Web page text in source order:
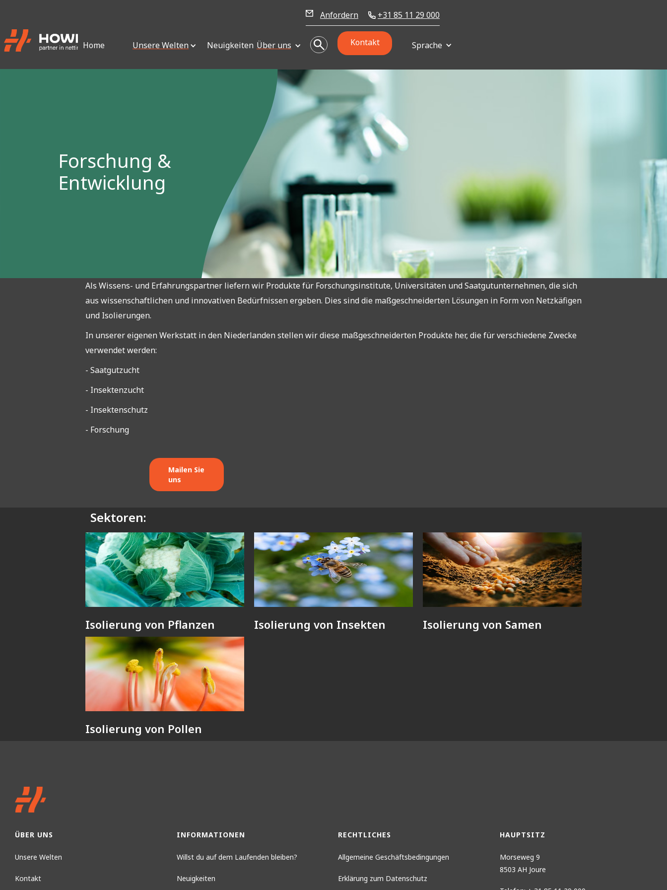
Anfordern +31 85 11 29 000
Home Unsere Welten Neuigkeiten Über uns Kontakt Sprache
Forschung &
Entwicklung
Als Wissens- und Erfahrungspartner liefern wir Produkte für Forschungsinstitute, Universitäten und Saatgutunternehmen, die sich
aus wissenschaftlichen und innovativen Bedürfnissen ergeben. Dies sind die maßgeschneiderten Lösungen in Form von Netzkäfigen
und Isolierungen.
In unserer eigenen Werkstatt in den Niederlanden stellen wir diese maßgeschneiderten Produkte her, die für verschiedene Zwecke
verwendet werden:
- Saatgutzucht
- Insektenzucht
- Insektenschutz
- Forschung
Mailen Sie
uns
Sektoren:
Isolierung von Pflanzen Isolierung von Insekten Isolierung von Samen
Isolierung von Pollen
ÜBER UNS
Unsere Welten
Kontakt
INFORMATIONEN
Willst du auf dem Laufenden bleiben?
Neuigkeiten
RECHTLICHES
Allgemeine Geschäftsbedingungen
Erklärung zum Datenschutz
HAUPTSITZ
Morseweg 9
8503 AH Joure